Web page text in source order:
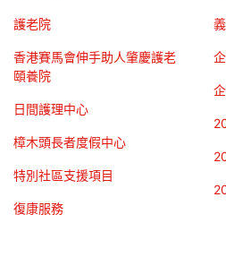
護老院
香港賽馬會伸手助人肇慶護老
頤養院
日間護理中心
樟木頭長者度假中心
特別社區支援項目
復康服務